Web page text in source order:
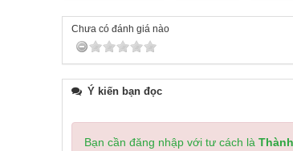
Chưa có đánh giá nào
Ý kiến bạn đọc
Bạn cần đăng nhập với tư cách là